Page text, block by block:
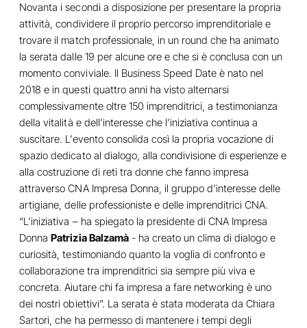
Novanta i secondi a disposizione per presentare la propria
attività, condividere il proprio percorso imprenditoriale e
trovare il match professionale, in un round che ha animato
la serata dalle 19 per alcune ore e che si è conclusa con un
momento conviviale. Il Business Speed Date è nato nel
2018 e in questi quattro anni ha visto alternarsi
complessivamente oltre 150 imprenditrici, a testimonianza
della vitalità e dell’interesse che l’iniziativa continua a
suscitare. L’evento consolida così la propria vocazione di
spazio dedicato al dialogo, alla condivisione di esperienze e
alla costruzione di reti tra donne che fanno impresa
attraverso CNA Impresa Donna, il gruppo d'interesse delle
artigiane, delle professioniste e delle imprenditrici CNA.
“L’iniziativa – ha spiegato la presidente di CNA Impresa
DonnaPatrizia Balzamà- ha creato un clima di dialogo e
curiosità, testimoniando quanto la voglia di confronto e
collaborazione tra imprenditrici sia sempre più viva e
concreta. Aiutare chi fa impresa a fare networking è uno
dei nostri obiettivi”. La serata è stata moderata da Chiara
Sartori, che ha permesso di mantenere i tempi degli